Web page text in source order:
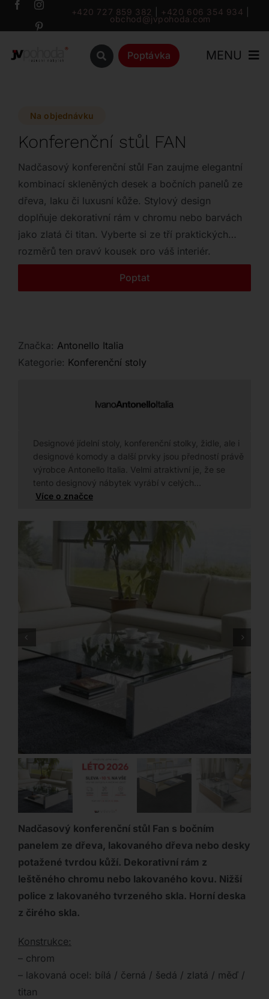
Přeskočit
+420 727 859 382 +420 606 354 934
obchod@jvpohoda.com
Poptávka MENU
Katalog
Značky
Outlet
Kontakt
Na objednávku
Konferenční stůl FAN
Nadčasový konferenční stůl Fan zaujme elegantní
kombinací skleněných desek a bočních panelů ze
dřeva, laku či luxusní kůže. Stylový design
doplňuje dekorativní rám v chromu nebo barvách
jako zlatá či titan. Vyberte si ze tří praktických
rozměrů ten pravý kousek pro váš interiér.
Poptat
Značka: Antonello Italia
Kategorie: Konferenční stoly
Designové jídelní stoly, konferenční stolky, židle, ale i
designové komody a další prvky jsou předností právě
výrobce Antonello Italia. Velmi atraktivní je, že se
tento designový nábytek vyrábí v celých…
Více o značce
Nadčasový konferenční stůl Fan s bočním
panelem ze dřeva, lakovaného dřeva nebo desky
potažené tvrdou kůží. Dekorativní rám z
leštěného chromu nebo lakovaného kovu. Nižší
police z lakovaného tvrzeného skla. Horní deska
z čirého skla.
Konstrukce:
– chrom
– lakovaná ocel: bílá / černá / šedá / zlatá / měď /
titan